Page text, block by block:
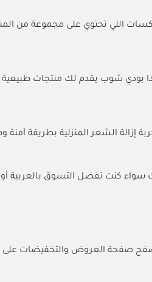
اللي تحتوي على مجموعة من
بودي شوب يقدم لك منتجات طبيعية
الشعر المنزلية بطريقة آمنة
سواء كنت تفضل التسوق بالعربية أو
صفحة العروض والتخفيضات على